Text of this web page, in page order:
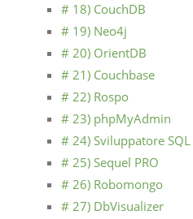
# 18) CouchDB
# 19) Neo4j
# 20) OrientDB
# 21) Couchbase
# 22) Rospo
# 23) phpMyAdmin
# 24) Sviluppatore SQL
# 25) Sequel PRO
# 26) Robomongo
# 27) DbVisualizer